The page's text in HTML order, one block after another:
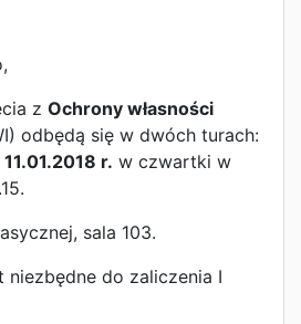
z Ochrony własności
odbędą się w dwóch turach:
11.01.2018 r. w czwartki w
sala 103.
niezbędne do zaliczenia I